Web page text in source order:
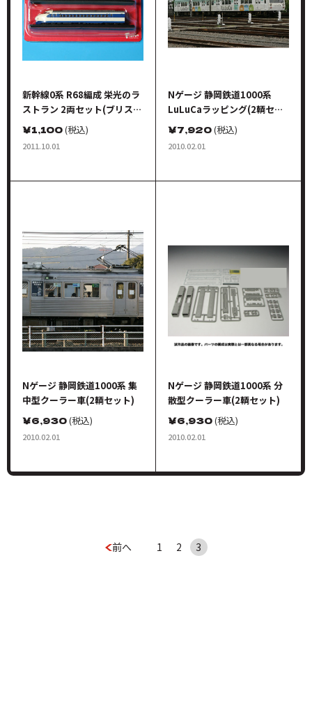
新幹線0系 R68編成 栄光のラ
ストラン 2両セット(ブリスタ
ーパッケージ仕様)
￥1,100(税込)
2011.10.01
Nゲージ 静岡鉄道1000系
LuLuCaラッピング(2輌セッ
ト)
￥7,920(税込)
2010.02.01
Nゲージ 静岡鉄道1000系 集
中型クーラー車(2輌セット)
￥6,930(税込)
2010.02.01
Nゲージ 静岡鉄道1000系 分
散型クーラー車(2輌セット)
￥6,930(税込)
2010.02.01
前へ 1 2 3